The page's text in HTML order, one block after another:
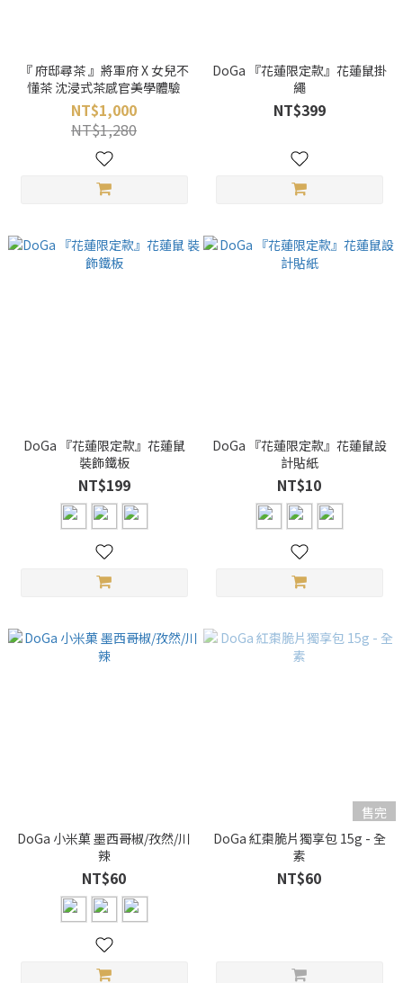
『 府邸尋茶 』將軍府 X 女兒不
懂茶 沈浸式茶感官美學體驗
NT$1,000
NT$1,280
DoGa 『花蓮限定款』花蓮鼠掛
繩
NT$399
DoGa 『花蓮限定款』花蓮鼠
裝飾鐵板
NT$199
DoGa 『花蓮限定款』花蓮鼠設
計貼紙
NT$10
DoGa 小米菓 墨西哥椒/孜然/川
辣
NT$60
售完
DoGa 紅棗脆片獨享包 15g - 全
素
NT$60